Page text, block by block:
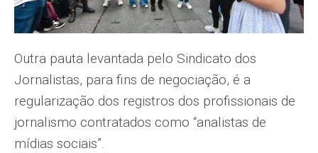
Outra pauta levantada pelo Sindicato dos
Jornalistas, para fins de negociação, é a
regularização dos registros dos profissionais de
jornalismo contratados como “analistas de
mídias sociais”.